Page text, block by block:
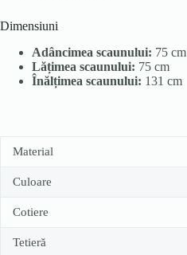
Dimensiuni
Adâncimea scaunului: 75 cm
Lățimea scaunului: 75 cm
Înălțimea scaunului: 131 cm
Material
Culoare
Cotiere
Tetieră